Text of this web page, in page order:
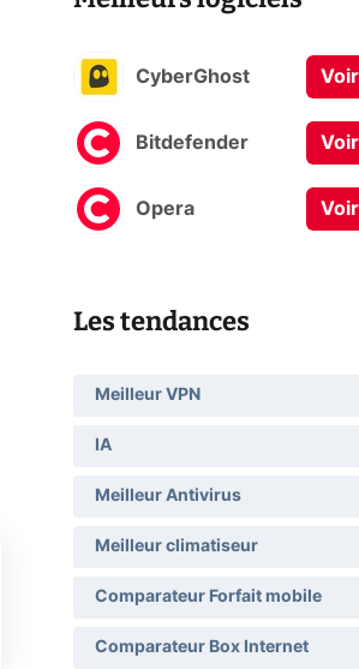
CyberGhost
Bitdefender
Opera
Les tendances
Meilleur VPN
IA
Meilleur Antivirus
Meilleur climatiseur
Comparateur Forfait mobile
Comparateur Box Internet